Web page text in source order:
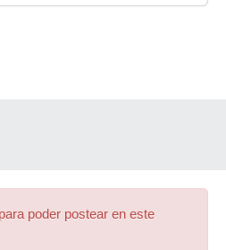
para poder postear en este